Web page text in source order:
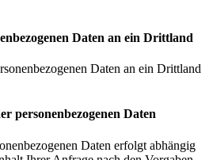
Daten an ein Drittland
Daten an ein Drittland
personenbezogenen Daten
Daten erfolgt abhängig